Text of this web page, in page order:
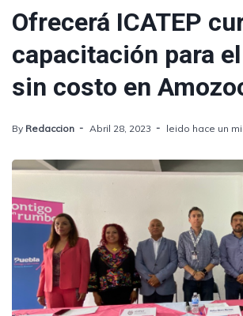
Ofrecerá ICATEP
capacitación para
sin costo en
By Redaccion Abril 28, 2023 leido hace un